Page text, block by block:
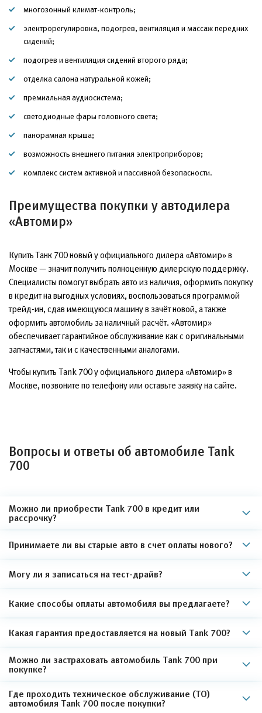
многозонный климат-контроль;
электрорегулировка, подогрев, вентиляция и массаж передних
сидений;
подогрев и вентиляция сидений второго ряда;
отделка салона натуральной кожей;
премиальная аудиосистема;
светодиодные фары головного света;
панорамная крыша;
возможность внешнего питания электроприборов;
комплекс систем активной и пассивной безопасности.
Преимущества покупки у автодилера
«Автомир»
Купить Танк 700 новый у официального дилера «Автомир» в
Москве — значит получить полноценную дилерскую поддержку.
Специалисты помогут выбрать авто из наличия, оформить покупку
в кредит на выгодных условиях, воспользоваться программой
трейд-ин, сдав имеющуюся машину в зачёт новой, а также
оформить автомобиль за наличный расчёт. «Автомир»
обеспечивает гарантийное обслуживание как с оригинальными
запчастями, так и с качественными аналогами.
Чтобы купить Tank 700 у официального дилера «Автомир» в
Москве, позвоните по телефону или оставьте заявку на сайте.
Вопросы и ответы об автомобиле Tank
700
Можно ли приобрести Tank 700 в кредит или
рассрочку?
Принимаете ли вы старые авто в счет оплаты нового?
Могу ли я записаться на тест-драйв?
Какие способы оплаты автомобиля вы предлагаете?
Какая гарантия предоставляется на новый Tank 700?
Можно ли застраховать автомобиль Tank 700 при
покупке?
Где проходить техническое обслуживание (ТО)
автомобиля Tank 700 после покупки?